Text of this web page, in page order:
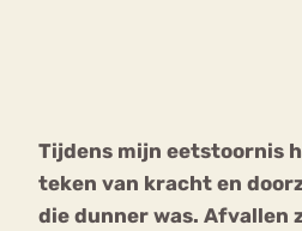
Tijdens mijn eetstoornis
teken van kracht en
die dunner was. Afvallen
Boulimia Nervosa